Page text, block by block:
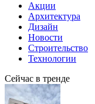
Акции
Архитектура
Дизайн
Новости
Строительство
Технологии
Сейчас в тренде